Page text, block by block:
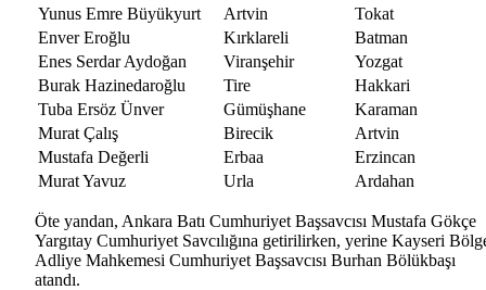
Yunus Emre Büyükyurt
Artvin
Tokat
Enver Eroğlu
Kırklareli
Batman
Enes Serdar Aydoğan
Viranşehir
Yozgat
Burak Hazinedaroğlu
Tire
Hakkari
Tuba Ersöz Ünver
Gümüşhane
Karaman
Murat Çalış
Birecik
Artvin
Mustafa Değerli
Erbaa
Erzincan
Murat Yavuz
Urla Ardahan
Öte yandan, Ankara Batı Cumhuriyet Başsavcısı Mustafa Gökçe
Yargıtay Cumhuriyet Savcılığına getirilirken, yerine Kayseri
Adliye Mahkemesi Cumhuriyet Başsavcısı Burhan Bölükbaşı
atandı.